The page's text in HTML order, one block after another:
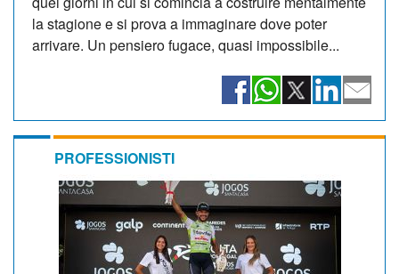
la stagione e si prova a immaginare dove poter
arrivare. Un pensiero fugace, quasi impossibile...
PROFESSIONISTI